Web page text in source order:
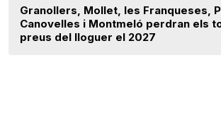
Granollers, Mollet, les Franqueses,
Canovelles i Montmeló perdran els
preus del lloguer el 2027